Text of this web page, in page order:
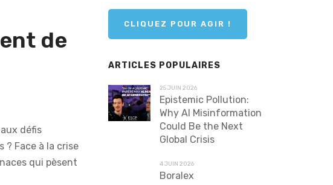
de
défis
Face à la crise
qui pèsent
CLIQUEZ POUR AGIR !
ARTICLES POPULAIRES
25 JUIN 2026
Epistemic Pollution:
Why AI Misinformation
Could Be the Next
Global Crisis
4 JUIN 2026
Boralex